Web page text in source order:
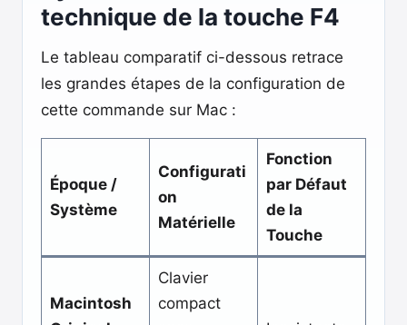
technique de la touche F4
Le tableau comparatif ci-dessous retrace
les grandes étapes de la configuration de
cette commande sur Mac :
Époque /
Système
Configurati
on
Matérielle
Fonction
par Défaut
de la
Touche
Macintosh
Clavier
compact